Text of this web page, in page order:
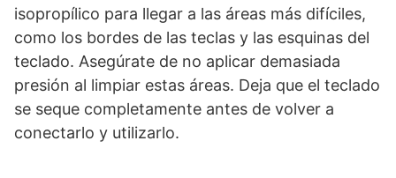
isopropílico para llegar a las áreas más difíciles,
como los bordes de las teclas y las esquinas del
teclado. Asegúrate de no aplicar demasiada
presión al limpiar estas áreas. Deja que el teclado
se seque completamente antes de volver a
conectarlo y utilizarlo.